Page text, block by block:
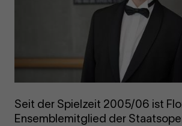
Seit der Spielzeit 2005/06 ist
Ensemblemitglied der